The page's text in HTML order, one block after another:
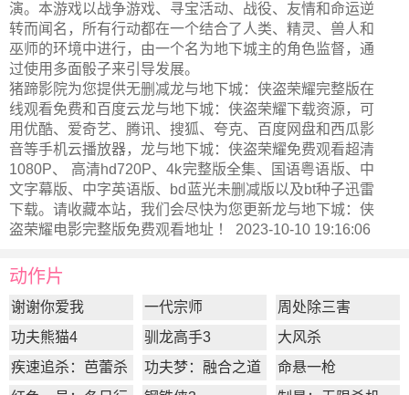
演。本游戏以战争游戏、寻宝活动、战役、友情和命运逆
转而闻名，所有行动都在一个结合了人类、精灵、兽人和
巫师的环境中进行，由一个名为地下城主的角色监督，通
过使用多面骰子来引导发展。
猪蹄影院为您提供无删减龙与地下城：侠盗荣耀完整版在
线观看免费和百度云龙与地下城：侠盗荣耀下载资源，可
用优酷、爱奇艺、腾讯、搜狐、夸克、百度网盘和西瓜影
音等手机云播放器，龙与地下城：侠盗荣耀免费观看超清
1080P、 高清hd720P、4k完整版全集、国语粤语版、中
文字幕版、中字英语版、bd蓝光未删减版以及bt种子迅雷
下载。请收藏本站，我们会尽快为您更新龙与地下城：侠
盗荣耀电影完整版免费观看地址 ！ 2023-10-10 19:16:06
动作片
谢谢你爱我 一代宗师
周处除三害
功夫熊猫4
驯龙高手3
大风杀
疾速追杀：芭蕾杀
功夫梦：融合之道
命悬一枪